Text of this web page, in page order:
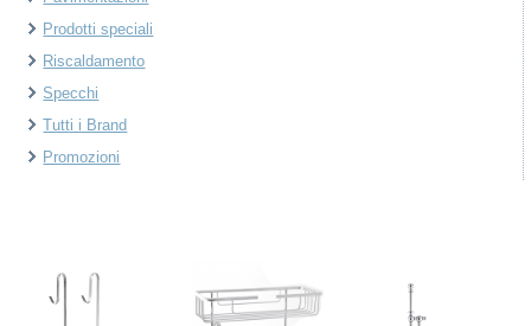
Prodotti speciali
Riscaldamento
Specchi
Tutti i Brand
Promozioni